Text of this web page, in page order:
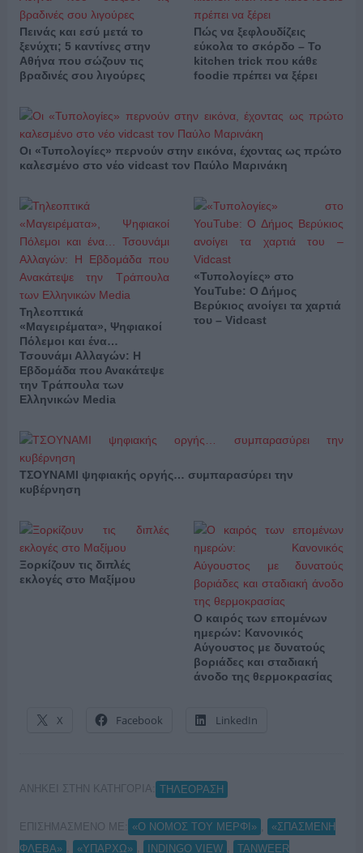
Πεινάς και εσύ μετά το
ξενύχτι; 5 καντίνες στην
Αθήνα που σώζουν τις
βραδινές σου λιγούρες
Πώς να ξεφλουδίζεις
εύκολα το σκόρδο – Το
kitchen trick που κάθε
foodie πρέπει να ξέρει
Οι «Τυπολογίες» περνούν στην εικόνα, έχοντας ως πρώτο
καλεσμένο στο νέο vidcast τον Παύλο Μαρινάκη
Τηλεοπτικά
«Μαγειρέματα», Ψηφιακοί
Πόλεμοι και ένα…
Τσουνάμι Αλλαγών: Η
Εβδομάδα που Ανακάτεψε
την Τράπουλα των
Ελληνικών Media
«Τυπολογίες» στο
YouTube: Ο Δήμος
Βερύκιος ανοίγει τα χαρτιά
του – Vidcast
ΤΣΟΥΝΑΜΙ ψηφιακής οργής… συμπαρασύρει την
κυβέρνηση
Ξορκίζουν τις διπλές
εκλογές στο Μαξίμου
Ο καιρός των επομένων
ημερών: Κανονικός
Αύγουστος με δυνατούς
βοριάδες και σταδιακή
άνοδο της θερμοκρασίας
X Facebook LinkedIn
ΑΝΗΚΕΙ ΣΤΗΝ ΚΑΤΗΓΟΡΙΑ: ΤΗΛΕΟΡΑΣΗ
ΕΠΙΣΗΜΑΣΜΕΝΟ ΜΕ: «Ο ΝΟΜΟΣ ΤΟΥ ΜΕΡΦΙ»
«ΣΠΑΣΜΕΝΗ
ΦΛΕΒΑ»
«ΥΠΑΡΧΩ» INDINGO VIEW TANWEER